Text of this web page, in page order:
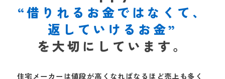
“借りれるお金ではなくて、
返していけるお金”
を大切にしています。
住宅メーカーは値段が高くなればなるほど売上も多く